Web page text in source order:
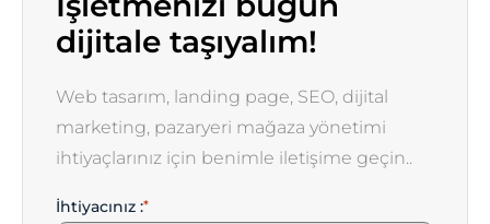
dijitale taşıyalım!
Web tasarım, landing page, SEO, dijital
marketing, pazaryeri mağaza yönetimi
ihtiyaçlarınız için benimle iletişime geçin..
İhtiyacınız :*